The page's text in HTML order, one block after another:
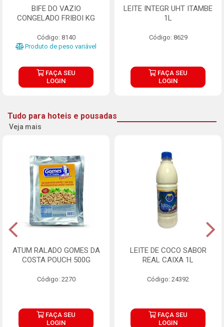
BIFE DO VAZIO
CONGELADO FRIBOI KG
Código: 8140
Produto de peso variável
FAÇA SEU
LOGIN
LEITE INTEGR UHT ITAMBE
1L
Código: 8629
FAÇA SEU
LOGIN
Tudo para hoteis e pousadas
Veja mais
ATUM RALADO GOMES DA
COSTA POUCH 500G
Código: 2270
FAÇA SEU
LOGIN
LEITE DE COCO SABOR
REAL CAIXA 1L
Código: 24392
FAÇA SEU
LOGIN